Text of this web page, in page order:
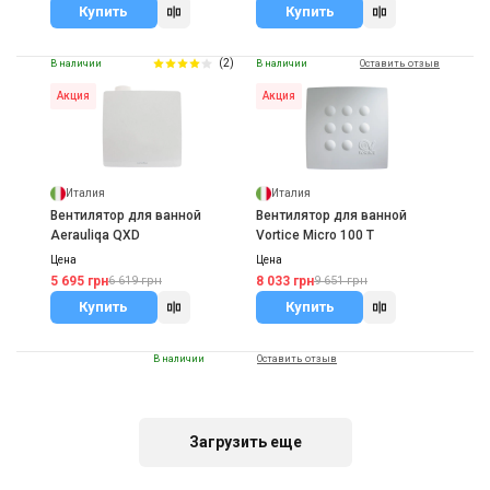
Купить Купить
В наличии (2)
Акция
Италия
Вентилятор для ванной
Aerauliqa QXD
Цена
5 695 грн6 619 грн
Купить
В наличии Оставить отзыв
Акция
Италия
Вентилятор для ванной
Vortice Micro 100 T
Цена
8 033 грн9 651 грн
Купить
В наличии Оставить отзыв
Загрузить еще